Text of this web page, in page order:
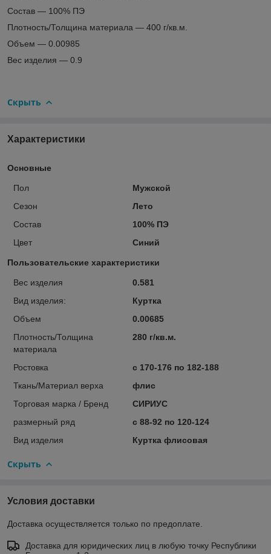
Состав — 100% ПЭ
Плотность/Толщина материала — 400 г/кв.м.
Объем — 0.00985
Вес изделия — 0.9
Скрыть
Характеристики
Основные
Пол
Мужской
Сезон
Лето
Состав
100% ПЭ
Цвет
Синий
Пользовательские характеристики
Вес изделия
0.581
Вид изделия:
Куртка
Объем
0.00685
Плотность/Толщина
материала
280 г/кв.м.
Ростовка
с 170-176 по 182-188
Ткань/Материал верха
флис
Торговая марка / Бренд
СИРИУС
размерный ряд
с 88-92 по 120-124
Вид изделия
Куртка флисовая
Скрыть
Условия доставки
Доставка осуществляется только по предоплате.
Доставка для юридических лиц в любую точку Республики